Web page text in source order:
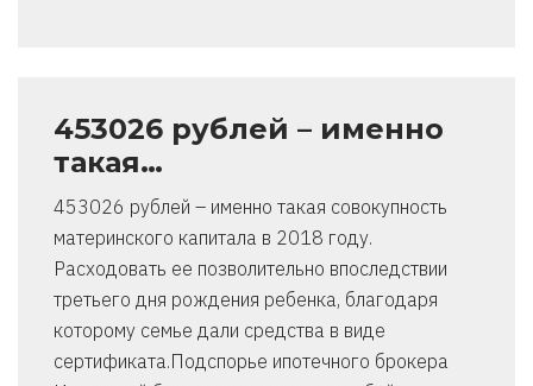
453026 рублей – именно
такая…
453026 рублей – именно такая совокупность
материнского капитала в 2018 году.
Расходовать ее позволительно впоследствии
третьего дня рождения ребенка, благодаря
которому семье дали средства в виде
сертификата.Подспорье ипотечного брокера